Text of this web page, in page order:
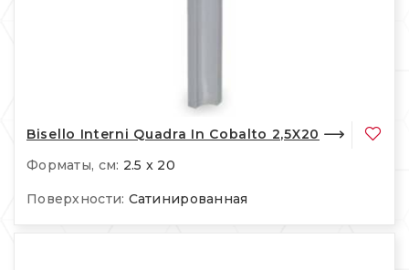
Bisello Interni Quadra In Cobalto 2,5X20
Форматы, см: 2.5 x 20
Поверхности: Сатинированная